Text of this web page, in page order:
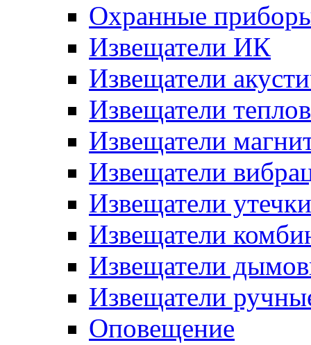
Охранные
Извещатели ИК
Извещатели
Извещатели
Извещатели
Извещатели
Извещатели утечки
Извещатели
Извещатели
Извещатели
Оповещение